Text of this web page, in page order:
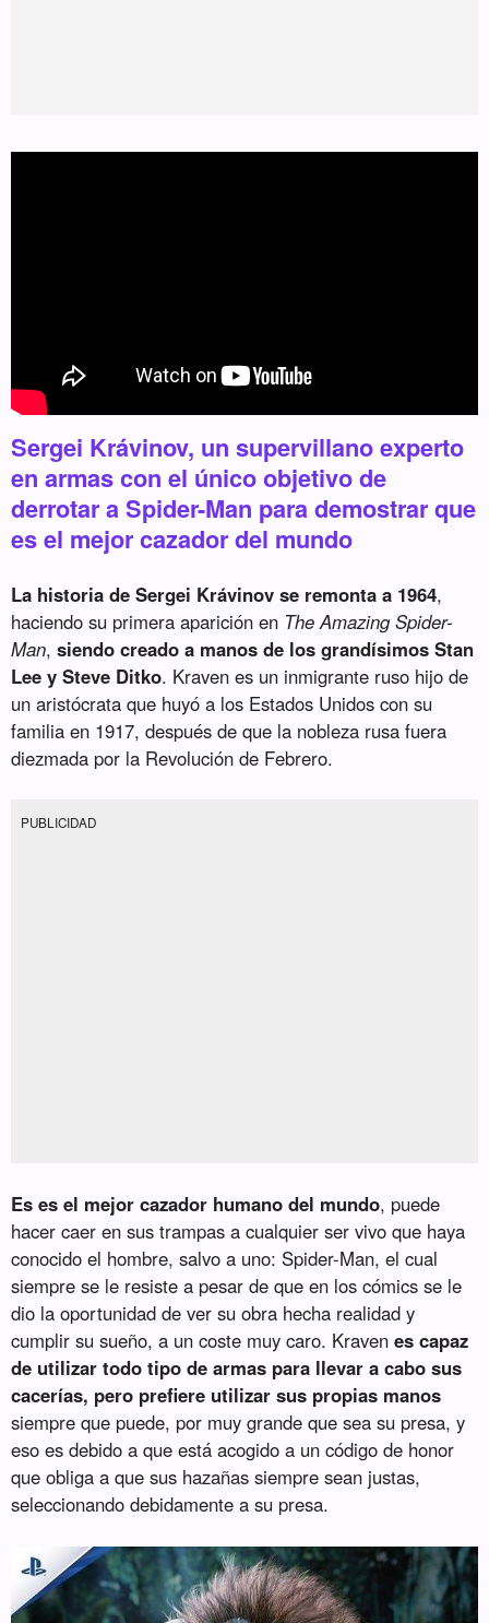
Sergei Krávinov, un supervillano experto
en armas con el único objetivo de
derrotar a Spider-Man para demostrar que
es el mejor cazador del mundo
La historia de Sergei Krávinov se remonta a 1964,
haciendo su primera aparición en The Amazing Spider-
Man,siendo creado a manos de los grandísimos Stan
Lee y Steve Ditko. Kraven es un inmigrante ruso hijo de
un aristócrata que huyó a los Estados Unidos con su
familia en 1917, después de que la nobleza rusa fuera
diezmada por la Revolución de Febrero.
PUBLICIDAD
Es es el mejor cazador humano del mundo, puede
hacer caer en sus trampas a cualquier ser vivo que haya
conocido el hombre, salvo a uno: Spider-Man, el cual
siempre se le resiste a pesar de que en los cómics se le
dio la oportunidad de ver su obra hecha realidad y
cumplir su sueño, a un coste muy caro. Kravenes capaz
de utilizar todo tipo de armas para llevar a cabo sus
cacerías, pero prefiere utilizar sus propias manos
siempre que puede, por muy grande que sea su presa, y
eso es debido a que está acogido a un código de honor
que obliga a que sus hazañas siempre sean justas,
seleccionando debidamente a su presa.